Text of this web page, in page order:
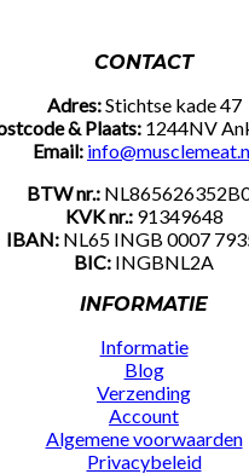
CONTACT
Adres:Stichtse kade 47
& Plaats: 1244NV
Email:
BTW nr.:
KVK nr.:91349648
IBAN:NL65 INGB 0007
BIC: INGBNL2A
INFORMATIE
Informatie
Blog
Verzending
Account
Algemene voorwaarden
Privacybeleid